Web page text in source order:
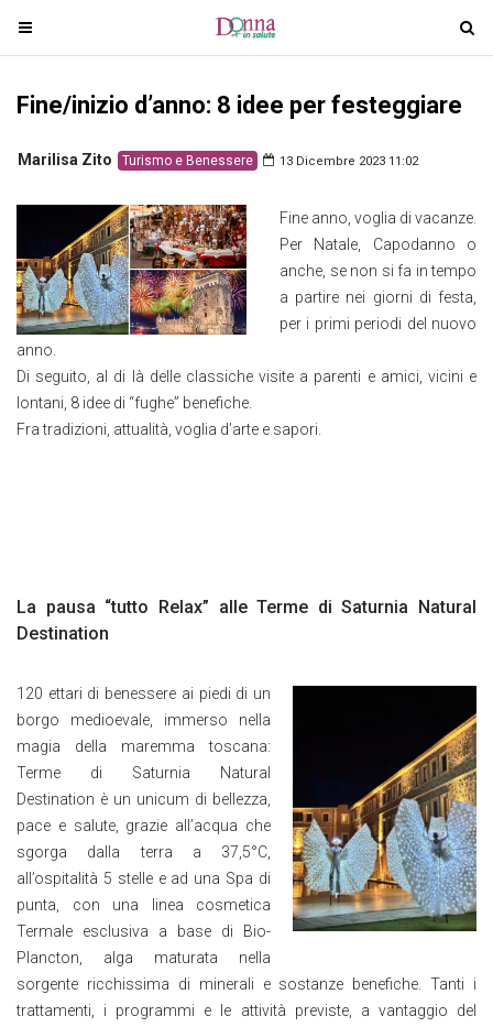
T
o
g
e
i
g
a
t
i
o
n
T
o
g
a
i
g
a
i
Fine/inizio d’anno: 8 idee per festeggiare
Marilisa Zito Turismo e Benessere 13 Dicembre 2023 11:02
Fine anno, voglia di vacanze.
Per Natale, Capodanno o
anche, se non si fa in tempo
a partire nei giorni di festa,
per i primi periodi del nuovo
anno.
Di seguito, al di là delle classiche visite a parenti e amici, vicini e
lontani, 8 idee di “fughe” benefiche.
Fra tradizioni, attualità, voglia d’arte e sapori.
La pausa “tutto Relax” alle Terme di Saturnia Natural
Destination
120 ettari di benessere ai piedi di un
borgo medioevale, immerso nella
magia della maremma toscana:
Terme di Saturnia Natural
Destination è un unicum di bellezza,
pace e salute, grazie all’acqua che
sgorga dalla terra a 37,5°C,
all’ospitalità 5 stelle e ad una Spa di
punta, con una linea cosmetica
Termale esclusiva a base di Bio-
Plancton, alga maturata nella
sorgente ricchissima di minerali e sostanze benefiche. Tanti i
trattamenti, i programmi e le attività previste, a vantaggio del